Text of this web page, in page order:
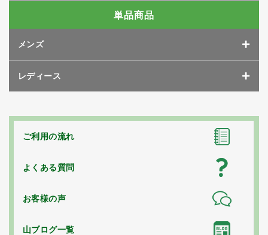
単品商品
メンズ
レディース
ご利用の流れ
よくある質問
お客様の声
山ブログ一覧